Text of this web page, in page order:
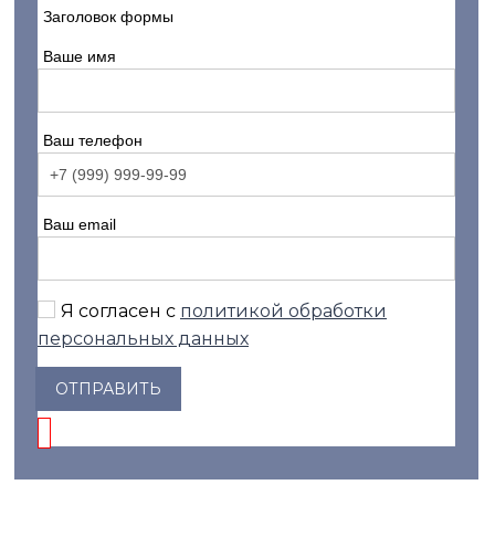
Заголовок формы
Ваше имя
Ваш телефон
Ваш email
Я согласен с политикой обработки
персональных данных
ОТПРАВИТЬ